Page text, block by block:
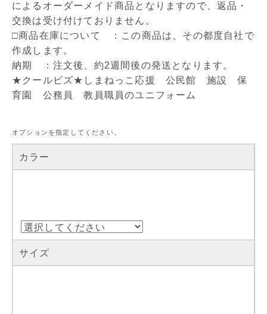
によるオーダーメイド商品となりますので、返品・
交換は受け付けておりません。
□商品在庫について ：この商品は、その都度自社で
作成します。
納期 ：注文後、約2週間後の発送となります。
★クールビズ★しまねっこ応援 公民館 施設 保
育園 公務員 教員職員のユニフォーム
オプションを指定してください。
カラー
サイズ